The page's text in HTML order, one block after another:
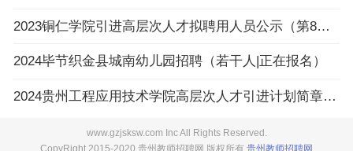
2023铜仁学院引进高层次人才拟聘用人员公示（第8批）
2024毕节织金县城南幼儿园招聘（若干人|正在报名）
2024贵州工程应用技术学院高层次人才引进计划简章（60人）
www.gzjsksw.com Inc All Rights Reserved.